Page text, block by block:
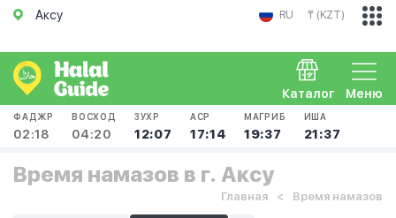
Аксу RU ₸ (KZT)
Меню
Каталог
ФАДЖР
02:18
ВОСХОД
04:20
ЗУХР
12:07
АСР
17:14
МАГРИБ
19:37
ИША
21:37
Время намазов в г. Аксу
Главная Время намазов